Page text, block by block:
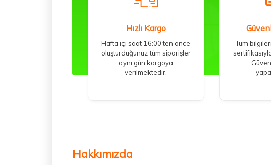
Hızlı Kargo
Hafta içi saat 16:00’ten önce
oluşturduğunuz tüm siparişler
aynı gün kargoya
verilmektedir.
Tüm
Hakkımızda